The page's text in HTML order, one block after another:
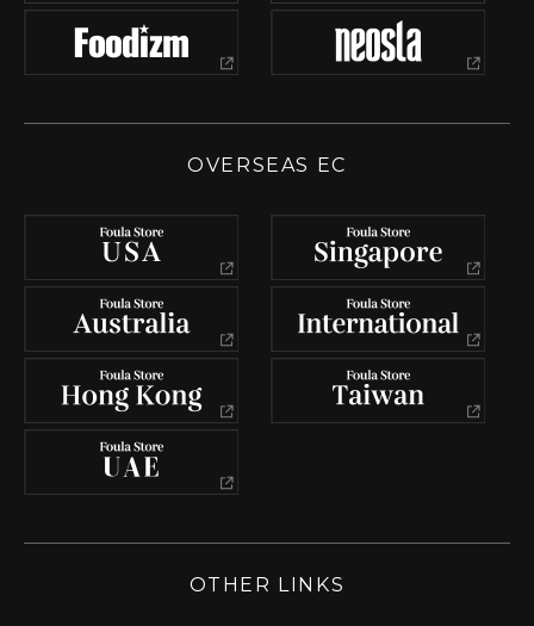
OVERSEAS EC
OTHER LINKS